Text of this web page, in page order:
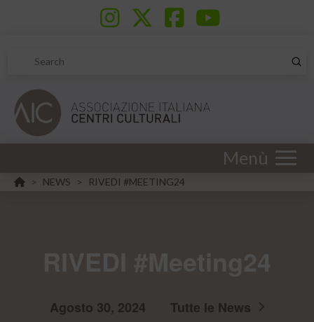
Search
Menù
HOME
> NEWS > RIVEDI #MEETING24
Agosto 30, 2024 Tutte le News